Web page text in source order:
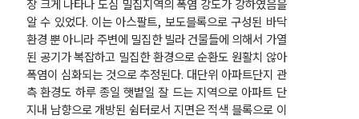
장 크게 나타나 도심 밀집지역의 폭염 강도가 강하였음을
알 수 있었다. 이는 아스팔트, 보도블록으로 구성된 바닥
환경 뿐 아니라 주변에 밀집한 빌라 건물들에 의해서 가열
된 공기가 복잡하고 밀집한 환경으로 순환도 원활치 않아
폭염이 심화되는 것으로 추정된다. 대단위 아파트단지 관
측 환경도 하루 종일 햇볕일 잘 드는 지역으로 아파트 단
지내 남향으로 개방된 쉼터로서 지면은 적색 블록으로 이